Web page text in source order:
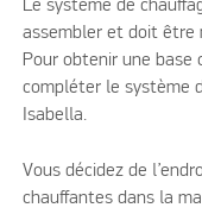
Le système de
assembler et doit être
Pour obtenir une base
compléter le système
Isabella.
Vous décidez de
chauffantes dans la